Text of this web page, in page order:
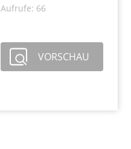
Aufrufe: 66
VORSCHAU